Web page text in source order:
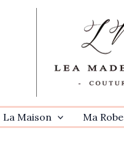
La Maison Ma Robe